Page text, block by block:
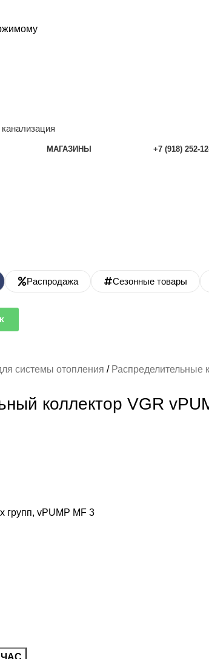
МАГАЗИНЫ +7 (918) 252-
Распродажа Сезонные товары
системы отопления Распределительные
коллектор VGR